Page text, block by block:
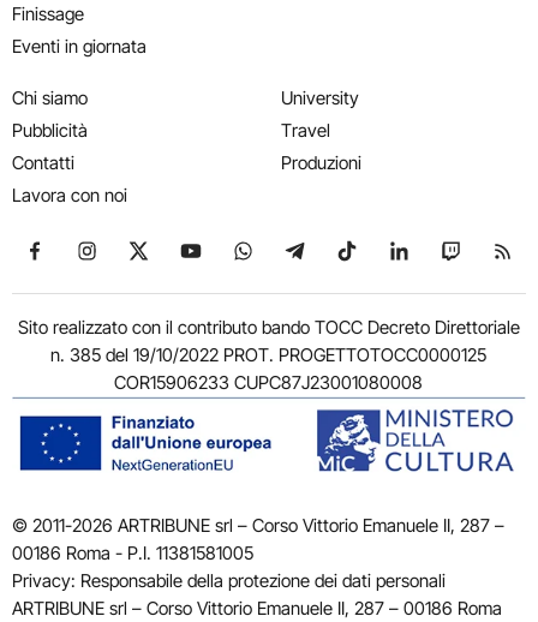
Finissage
Eventi in giornata
Chi siamo
Pubblicità
Contatti
Lavora con noi
University
Travel
Produzioni
Seguici su Facebook
Seguici su Instagram
Seguici su X
Seguici su YouTube
Seguici su WhatsApp
Seguici su Telegram
Seguici su TikTok
Seguici su
Seguici
Sito realizzato con il contributo bando TOCC Decreto Direttoriale
n. 385 del 19/10/2022 PROT. PROGETTOTOCC0000125
COR15906233 CUPC87J23001080008
© 2011-2026 ARTRIBUNE srl – Corso Vittorio Emanuele II, 287 –
00186 Roma - P.I. 11381581005
Privacy: Responsabile della protezione dei dati personali
ARTRIBUNE srl – Corso Vittorio Emanuele II, 287 – 00186 Roma